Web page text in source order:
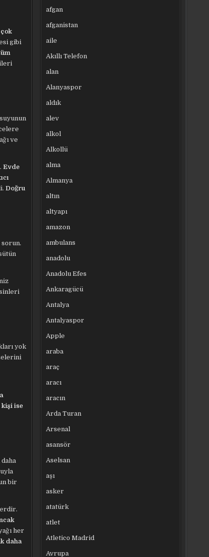
gibi
ve
Evde
Doğru
sorun.
yok
ise
bir
her
daha
afgan
afganistan
aile
Akıllı Telefon
alan
Alanyaspor
aldık
alev
alkol
Alkollü
alma
Almanya
altın
altyapı
amazon
ambulans
anadolu
Anadolu Efes
Ankaragücü
Antalya
Antalyaspor
Apple
araba
araç
aracı
aracın
Arda Turan
Arsenal
asansör
Aselsan
aşı
asker
atatürk
atlet
Atletico Madrid
Avrupa